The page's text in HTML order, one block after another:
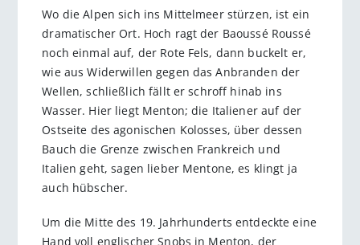
Wo die Alpen sich ins Mittelmeer stürzen, ist ein
dramatischer Ort. Hoch ragt der Baoussé Roussé
noch einmal auf, der Rote Fels, dann buckelt er,
wie aus Widerwillen gegen das Anbranden der
Wellen, schließlich fällt er schroff hinab ins
Wasser. Hier liegt Menton; die Italiener auf der
Ostseite des agonischen Kolosses, über dessen
Bauch die Grenze zwischen Frankreich und
Italien geht, sagen lieber Mentone, es klingt ja
auch hübscher.
Um die Mitte des 19. Jahrhunderts entdeckte eine
Hand voll englischer Snobs in Menton, der